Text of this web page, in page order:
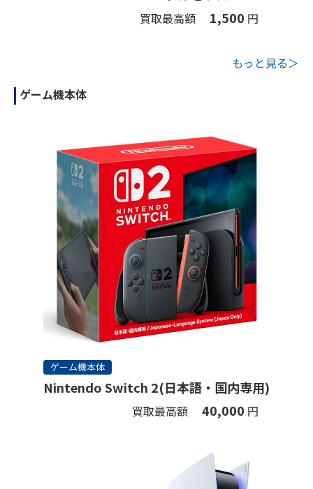
買取最高額 1,500 円
もっと見る＞
ゲーム機本体
ゲーム機本体
Nintendo Switch 2(日本語・国内専用)
買取最高額 40,000 円